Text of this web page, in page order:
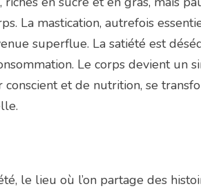
La mastication, autrefois
superflue. La satiété est
Le corps devient un
et de nutrition, se
le lieu où l’on partage des